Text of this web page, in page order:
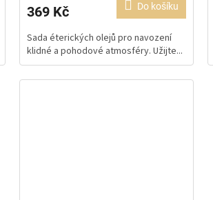
je
z
5
hvězdiček.
369 Kč Do košíku
Sada éterických olejů pro navození
klidné a pohodové atmosféry. Užijte...